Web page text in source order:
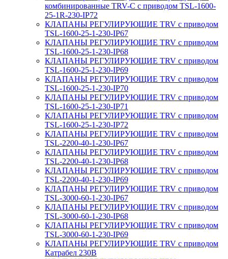
комбинированные TRV-С с приводом TSL-1600-
25-1R-230-IP72
КЛАПАНЫ РЕГУЛИРУЮЩИЕ TRV с приводом
TSL-1600-25-1-230-IP67
КЛАПАНЫ РЕГУЛИРУЮЩИЕ TRV с приводом
TSL-1600-25-1-230-IP68
КЛАПАНЫ РЕГУЛИРУЮЩИЕ TRV с приводом
TSL-1600-25-1-230-IP69
КЛАПАНЫ РЕГУЛИРУЮЩИЕ TRV с приводом
TSL-1600-25-1-230-IP70
КЛАПАНЫ РЕГУЛИРУЮЩИЕ TRV с приводом
TSL-1600-25-1-230-IP71
КЛАПАНЫ РЕГУЛИРУЮЩИЕ TRV с приводом
TSL-1600-25-1-230-IP72
КЛАПАНЫ РЕГУЛИРУЮЩИЕ TRV с приводом
TSL-2200-40-1-230-IP67
КЛАПАНЫ РЕГУЛИРУЮЩИЕ TRV с приводом
TSL-2200-40-1-230-IP68
КЛАПАНЫ РЕГУЛИРУЮЩИЕ TRV с приводом
TSL-2200-40-1-230-IP69
КЛАПАНЫ РЕГУЛИРУЮЩИЕ TRV с приводом
TSL-3000-60-1-230-IP67
КЛАПАНЫ РЕГУЛИРУЮЩИЕ TRV с приводом
TSL-3000-60-1-230-IP68
КЛАПАНЫ РЕГУЛИРУЮЩИЕ TRV с приводом
TSL-3000-60-1-230-IP69
КЛАПАНЫ РЕГУЛИРУЮЩИЕ TRV с приводом
Катрабел 230В